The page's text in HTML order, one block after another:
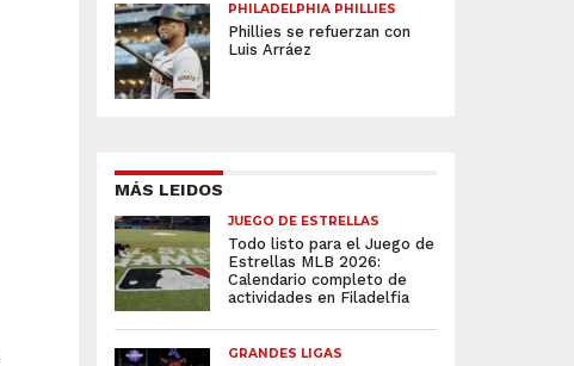
PHILADELPHIA PHILLIES
Phillies se refuerzan con
Luis Arráez
MÁS LEIDOS
JUEGO DE ESTRELLAS
Todo listo para el Juego de
Estrellas MLB 2026:
Calendario completo de
actividades en Filadelfia
GRANDES LIGAS